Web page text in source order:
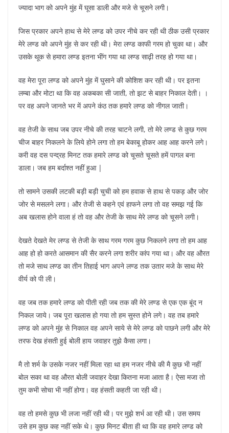
ज्यादा भाग को अपने मुंह में घूसा डाली और मजे से चूसने लगी।
जिस प्रकार अपने हाथ से मेरे लण्ड को उपर नीचे कर रही थी ठीक उसी प्रकार
मेरे लण्ड को अपने मुंह से कर रही थी। मेरा लण्ड काफी गरम हो चुका था। और
उसके थूक से हमारा लण्ड इतना भींग गया था लण्ड साढ़ी तरह हो गया था।
वह मेरा पूरा लण्ड को अपने मुंह में घुसाने की कोशिश कर रही थी। पर इतना
लम्बा और मोटा था कि वह अकबका सी जाती, तो झट से बाहर निकाल देती। ।
पर वह अपने जानते भर में अपने कंठ तक हमारे लण्ड को नीगल जाती।
वह तेजी के साथ जब उपर नीचे की तरह चाटने लगी, तो मेरे लण्ड से कुछ गरम
चीज बाहर निकलने के लिये होने लगा तो हम बेकाबू होकर आह आह करने लगे।
करी वह दस पन्द्रह मिनट तक हमारे लण्ड को चूसते चूसते हमें पागल बना
डाला। जब हम बर्दाश्त नहीं हुआ |
तो सामने उसकी लटकी बड़ी बड़ी चुची को हम हवाक से हाथ से पकड़ और जोर
जोर से मसलने लगा। और तेजी से कहने एवं हाफने लगा तो वह समझ गई कि
अब खलास होने वाला हं तो वह और तेजी के साथ मेरे लण्ड को चूसने लगी।
देखते देखते मेर लण्ड से तेजी के साथ गरम गरम कुछ निकलने लगा तो हम आह
आह हो हो करते आसमान की सैर करने लगा शरीर कांप गया था। और वह औरत
तो मजे साथ लण्ड का तीन तिहाई भाग अपने लण्ड तक उतार मजे के साथ मेरे
वीर्य को पी ली।
वह जब तक हमारे लण्ड को पीती रही जब तक की मेरे लण्ड से एक एक बूंद न
निकल जाये। जब पूरा खलास हो गया तो हम सुस्त होने लगे। वह तब हमारे
लण्ड को अपने मुंह से निकाल वह अपने साये से मेरे लण्ड को पाछने लगी और मेरे
तरफ देख हंसती हुई बोली हाय जवाहर तुझे कैसा लगा।
मै तो शर्म के उसके नजर नहीं मिला रहा था हम नजर नीचे की मै कुछ भी नहीं
बोल सका था वह औरत बोली जवाहर देखा कितना मजा आता है। ऐसा मजा तो
तुम कभी सोचा भी नहीं होगा। वह हंसती कहती जा रही थी।
वह तो हमसे कुछ भी लजा नहीं रही थी। पर मुझे शर्भ आ रही थी। उस समय
उसे हम कुछ कह नहीं सके थे। कुछ मिनट बीता ही था कि वह हमारे लण्ड को